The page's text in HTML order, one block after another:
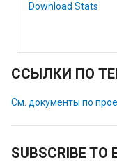
Download Stats
ССЫЛКИ ПО
См. документы по
SUBSCRIBE TO